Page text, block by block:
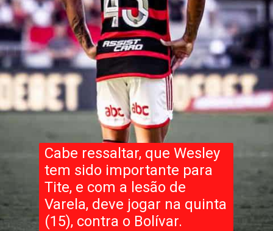
Cabe ressaltar, que Wesley
tem sido importante para
Tite, e com a lesão de
Varela, deve jogar na quinta
(15), contra o Bolívar.